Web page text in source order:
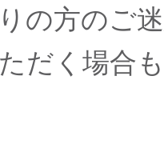
の方のご
だく場合